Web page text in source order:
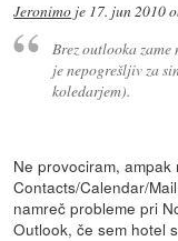
Jeronimo je 17. jun 2010
Brez outlooka
je nepogrešljiv za
koledarjem).
Ne provociram,
Contacts/Calendar/
namreč probleme pri
Outlook, če sem hotel